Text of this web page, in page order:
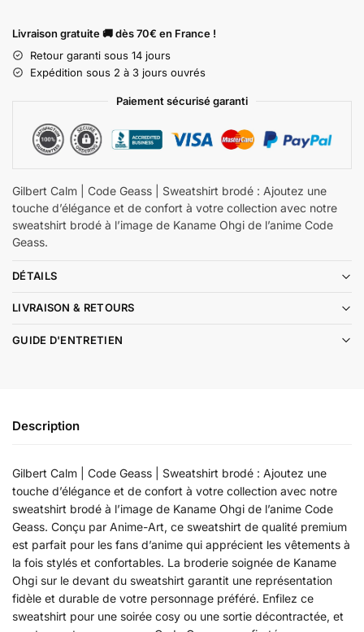
Livraison gratuite 🚚 dès 70€ en France !
Retour garanti sous 14 jours
Expédition sous 2 à 3 jours ouvrés
Paiement sécurisé garanti
Gilbert Calm | Code Geass | Sweatshirt brodé : Ajoutez une
touche d’élégance et de confort à votre collection avec notre
sweatshirt brodé à l’image de Kaname Ohgi de l’anime Code
Geass.
DÉTAILS
LIVRAISON & RETOURS
GUIDE D'ENTRETIEN
Description
Gilbert Calm | Code Geass | Sweatshirt brodé : Ajoutez une
touche d’élégance et de confort à votre collection avec notre
sweatshirt brodé à l’image de Kaname Ohgi de l’anime Code
Geass. Conçu par Anime-Art, ce sweatshirt de qualité premium
est parfait pour les fans d’anime qui apprécient les vêtements à
la fois stylés et confortables. La broderie soignée de Kaname
Ohgi sur le devant du sweatshirt garantit une représentation
fidèle et durable de votre personnage préféré. Enfilez ce
sweatshirt pour une soirée cosy ou une sortie décontractée, et